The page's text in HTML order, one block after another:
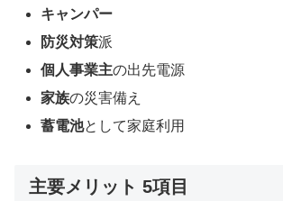
キャンパー
防災対策派
個人事業主の出先電源
家族の災害備え
蓄電池として家庭利用
主要メリット 5項目